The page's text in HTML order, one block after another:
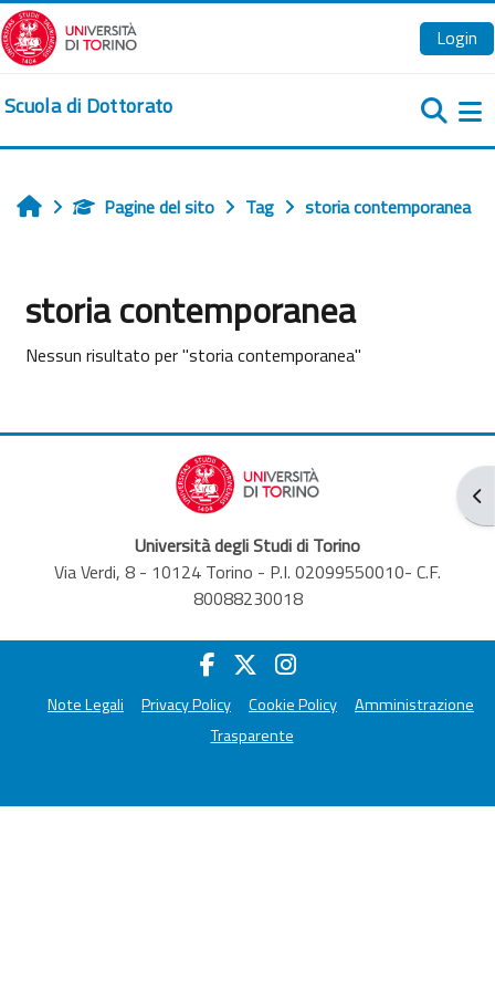
Vai al contenuto principale
Login
Scuola di Dottorato
HomePagine del sito Tag storia contemporanea
storia contemporanea
Nessun risultato per "storia contemporanea"
Università degli Studi di Torino
Via Verdi, 8 - 10124 Torino - P.I. 02099550010- C.F.
80088230018
Note Legali Privacy Policy Cookie Policy
Amministrazione
Trasparente